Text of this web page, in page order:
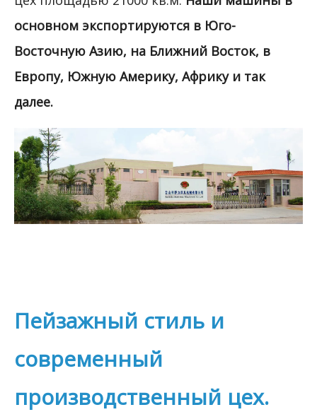
основном экспортируются в Юго-
Восточную Азию, на Ближний Восток, в
Европу, Южную Америку, Африку и так
далее.
Пейзажный стиль и
современный
производственный цех.